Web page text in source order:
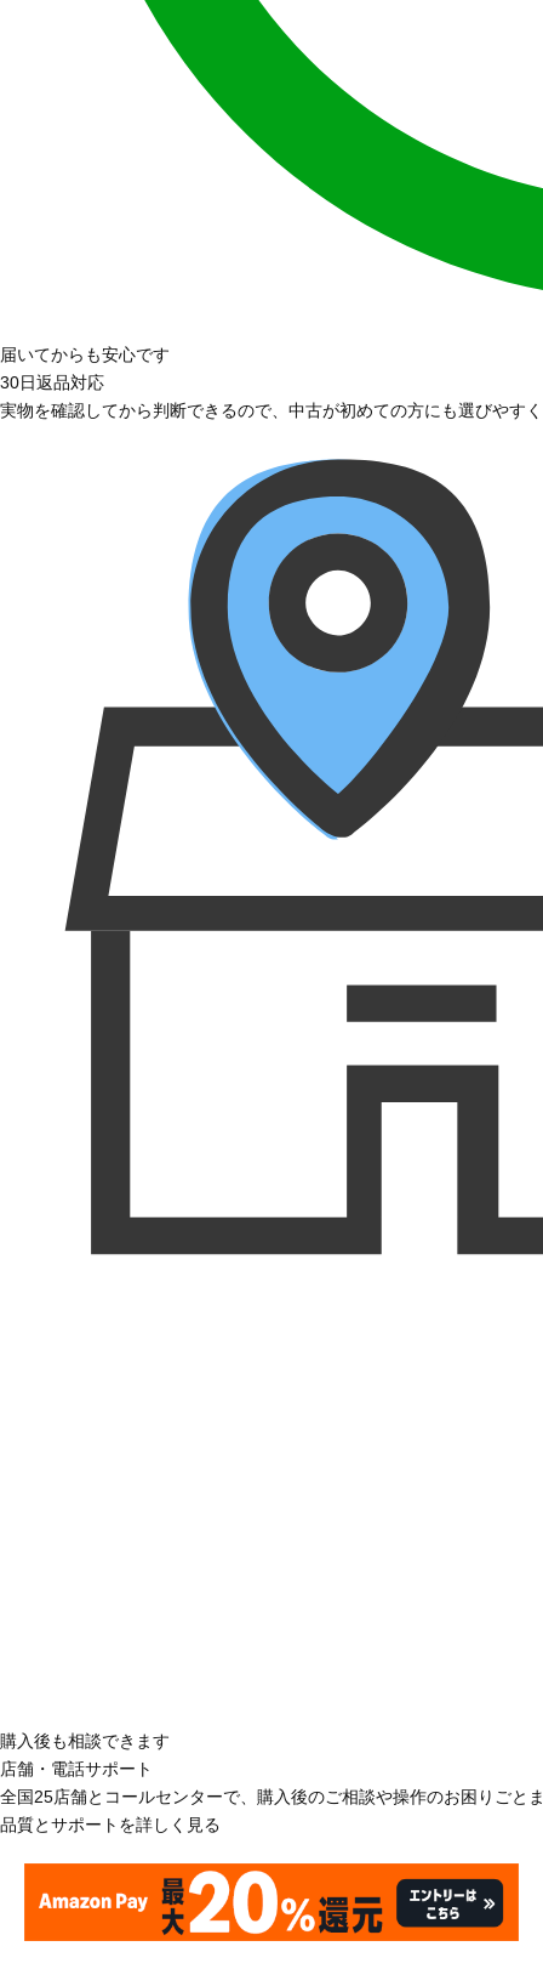
届いてからも安心です
30日返品対応
実物を確認してから判断できるので、中古が初めての方にも選びやす
購入後も相談できます
店舗・電話サポート
全国25店舗とコールセンターで、購入後のご相談や操作のお困りごと
品質とサポートを詳しく見る